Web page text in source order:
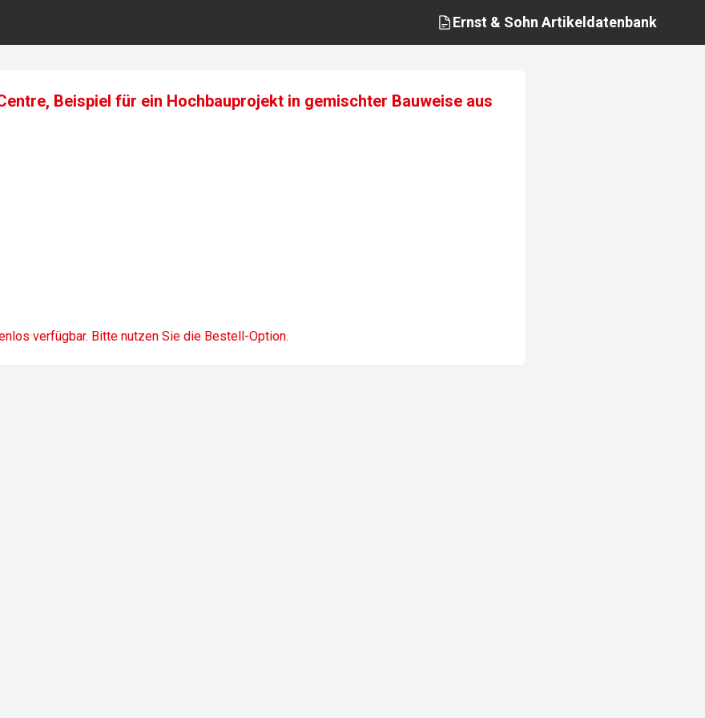
Ernst & Sohn Artikeldatenbank
Beispiel für ein Hochbauprojekt in gemischter Bauweise aus
verfügbar. Bitte nutzen Sie die Bestell-Option.